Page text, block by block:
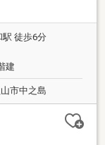
徒歩6分
建
市中之島